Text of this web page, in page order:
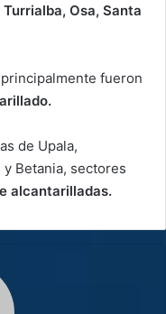
Osa, Santa
fueron
de Upala,
Betania, sectores
alcantarilladas.